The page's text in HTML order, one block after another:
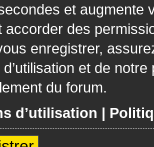
et augmente
accorder des
enregistrer,
et de
du forum.
d’utilisation |